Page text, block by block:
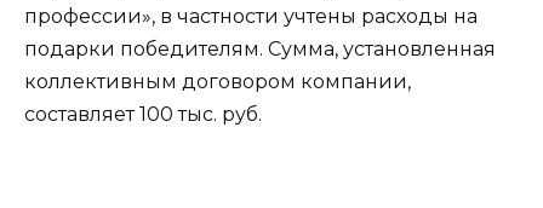
профессии», в частности учтены расходы на
подарки победителям. Сумма, установленная
коллективным договором компании,
составляет 100 тыс. руб.